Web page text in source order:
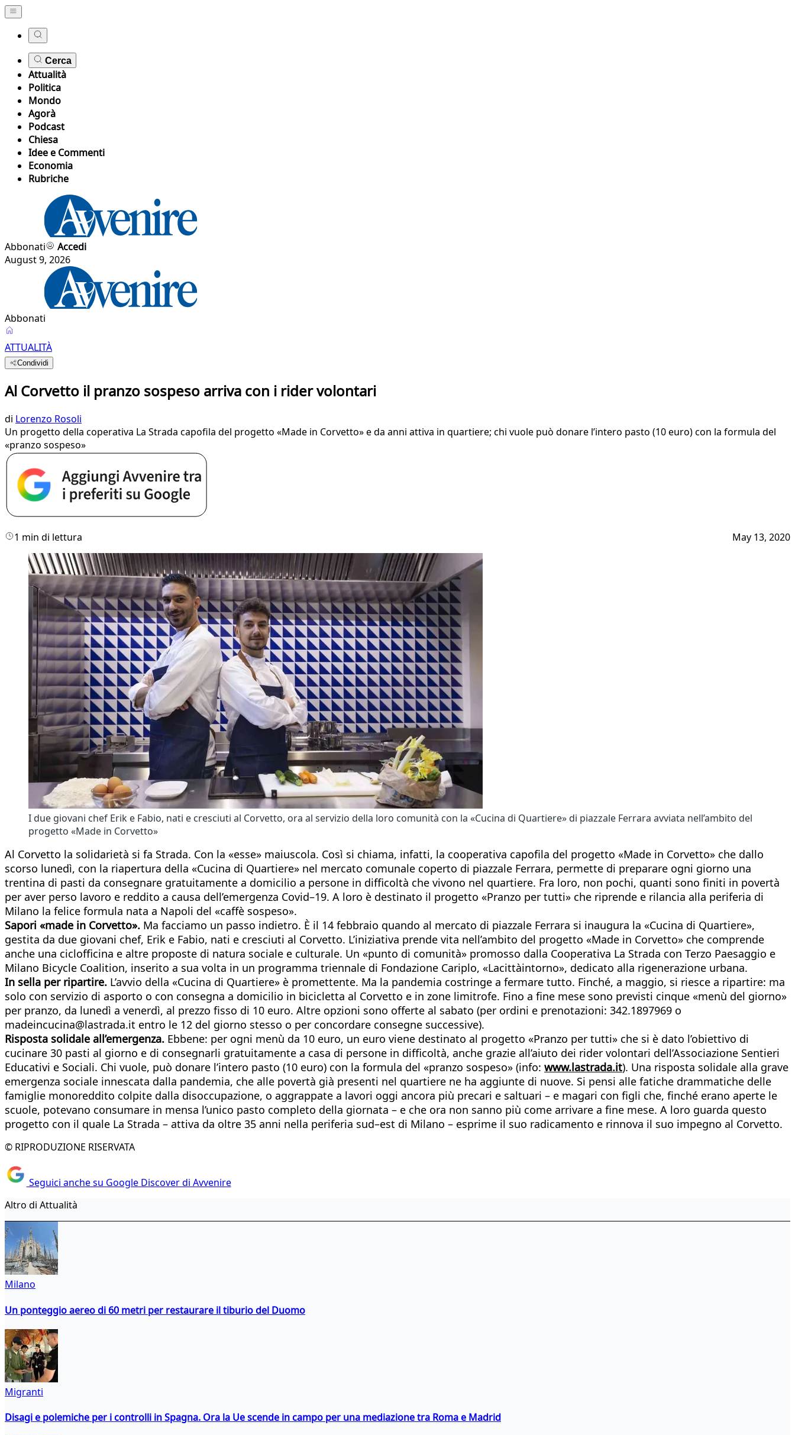
Cerca
Attualità
Politica
Mondo
Agorà
Podcast
Chiesa
Idee e Commenti
Economia
Rubriche
Abbonati
Accedi
August 9, 2026
Abbonati
ATTUALITÀ
Condividi
Al Corvetto il pranzo sospeso arriva con i rider volontari
di Lorenzo Rosoli
Un progetto della coperativa La Strada capofila del progetto «Made in Corvetto» e da anni attiva in quartiere; chi vuole può donare l’intero pasto (10 euro) con la formula del
«pranzo sospeso»
1 min di lettura May 13, 2020
I due giovani chef Erik e Fabio, nati e cresciuti al Corvetto, ora al servizio della loro comunità con la «Cucina di Quartiere» di piazzale Ferrara avviata nell’ambito del
progetto «Made in Corvetto»
Al Corvetto la solidarietà si fa Strada. Con la «esse» maiuscola. Così si chiama, infatti, la cooperativa capofila del progetto «Made in Corvetto» che dallo
scorso lunedì, con la riapertura della «Cucina di Quartiere» nel mercato comunale coperto di piazzale Ferrara, permette di preparare ogni giorno una
trentina di pasti da consegnare gratuitamente a domicilio a persone in difficoltà che vivono nel quartiere. Fra loro, non pochi, quanti sono finiti in povertà
per aver perso lavoro e reddito a causa dell’emergenza Covid–19. A loro è destinato il progetto «Pranzo per tutti» che riprende e rilancia alla periferia di
Milano la felice formula nata a Napoli del «caffè sospeso».
Sapori «made in Corvetto». Ma facciamo un passo indietro. È il 14 febbraio quando al mercato di piazzale Ferrara si inaugura la «Cucina di Quartiere»,
gestita da due giovani chef, Erik e Fabio, nati e cresciuti al Corvetto. L’iniziativa prende vita nell’ambito del progetto «Made in Corvetto» che comprende
anche una ciclofficina e altre proposte di natura sociale e culturale. Un «punto di comunità» promosso dalla Cooperativa La Strada con Terzo Paesaggio e
Milano Bicycle Coalition, inserito a sua volta in un programma triennale di Fondazione Cariplo, «Lacittàintorno», dedicato alla rigenerazione urbana.
In sella per ripartire. L’avvio della «Cucina di Quartiere» è promettente. Ma la pandemia costringe a fermare tutto. Finché, a maggio, si riesce a ripartire: ma
solo con servizio di asporto o con consegna a domicilio in bicicletta al Corvetto e in zone limitrofe. Fino a fine mese sono previsti cinque «menù del giorno»
per pranzo, da lunedì a venerdì, al prezzo fisso di 10 euro. Altre opzioni sono offerte al sabato (per ordini e prenotazioni: 342.1897969 o
madeincucina@lastrada.it entro le 12 del giorno stesso o per concordare consegne successive).
Risposta solidale all’emergenza. Ebbene: per ogni menù da 10 euro, un euro viene destinato al progetto «Pranzo per tutti» che si è dato l’obiettivo di
cucinare 30 pasti al giorno e di consegnarli gratuitamente a casa di persone in difficoltà, anche grazie all’aiuto dei rider volontari dell’Associazione Sentieri
Educativi e Sociali. Chi vuole, può donare l’intero pasto (10 euro) con la formula del «pranzo sospeso» (info: www.lastrada.it). Una risposta solidale alla grave
emergenza sociale innescata dalla pandemia, che alle povertà già presenti nel quartiere ne ha aggiunte di nuove. Si pensi alle fatiche drammatiche delle
famiglie monoreddito colpite dalla disoccupazione, o aggrappate a lavori oggi ancora più precari e saltuari – e magari con figli che, finché erano aperte le
scuole, potevano consumare in mensa l’unico pasto completo della giornata – e che ora non sanno più come arrivare a fine mese. A loro guarda questo
progetto con il quale La Strada – attiva da oltre 35 anni nella periferia sud–est di Milano – esprime il suo radicamento e rinnova il suo impegno al Corvetto.
© RIPRODUZIONE RISERVATA
Seguici anche su Google Discover di Avvenire
Altro di Attualità
Milano
Un ponteggio aereo di 60 metri per restaurare il tiburio del Duomo
Migranti
Disagi e polemiche per i controlli in Spagna. Ora la Ue scende in campo per una mediazione tra Roma e Madrid